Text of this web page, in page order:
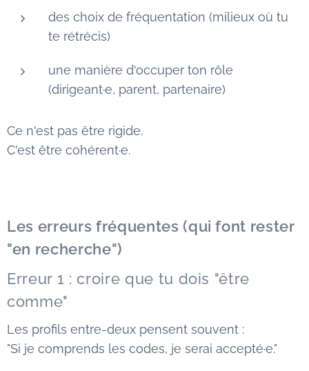
des choix de fréquentation (milieux où tu
te rétrécis)
une manière d'occuper ton rôle
(dirigeant·e, parent, partenaire)
Ce n'est pas être rigide.
C'est être cohérent·e.
Les erreurs fréquentes (qui font rester
"en recherche")
Erreur 1 : croire que tu dois "être
comme"
Les profils entre-deux pensent souvent :
"Si je comprends les codes, je serai accepté·e."